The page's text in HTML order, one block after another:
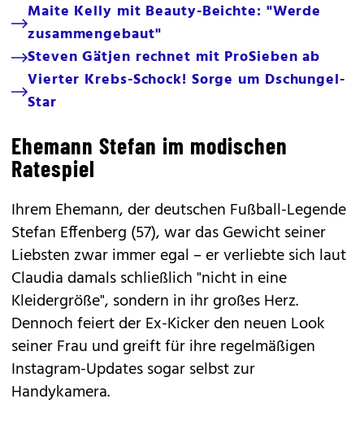
Maite Kelly mit Beauty-Beichte: "Werde
zusammengebaut"
Steven Gätjen rechnet mit ProSieben ab
Vierter Krebs-Schock! Sorge um Dschungel-
Star
Ehemann Stefan im modischen
Ratespiel
Ihrem Ehemann, der deutschen Fußball-Legende
Stefan Effenberg (57), war das Gewicht seiner
Liebsten zwar immer egal – er verliebte sich laut
Claudia damals schließlich "nicht in eine
Kleidergröße", sondern in ihr großes Herz.
Dennoch feiert der Ex-Kicker den neuen Look
seiner Frau und greift für ihre regelmäßigen
Instagram-Updates sogar selbst zur
Handykamera.